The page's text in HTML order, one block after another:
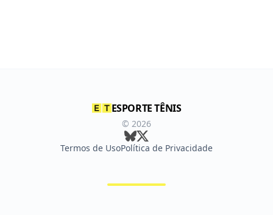
ESPORTE TÊNIS
© 2026
Termos de UsoPolítica de Privacidade